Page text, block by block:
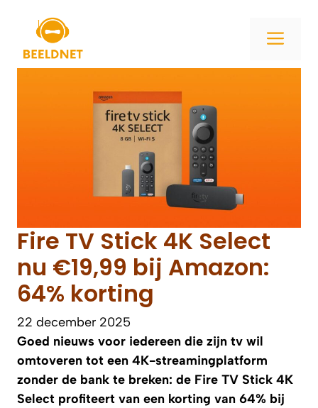
inhoud
Fire TV Stick 4K Select
nu €19,99 bij Amazon:
64% korting
22 december 2025
Goed nieuws voor iedereen die zijn tv wil
omtoveren tot een 4K-streamingplatform
zonder de bank te breken: de Fire TV Stick 4K
Select profiteert van een korting van 64% bij